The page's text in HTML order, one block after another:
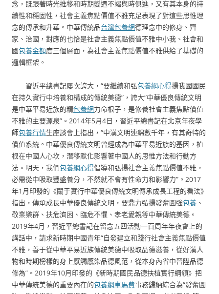
念，既跟著時光推移和時期變遷不竭與時俱進，又有其本身的持
續性和穩固性，社會主義焦點價值不雅充足表現了對這些思惟理
念的傳承和升華。中華傳統品台灣包養網德理念中的修身、齊
家、治國，對應的也恰是社會主義焦點價值不雅中小我、社會和
國包養金額度三個層面，為社會主義焦點價值不雅供給了基礎的
邏輯框架。
習近平總書記屢次誇大，“要繼續和弘包養網心得揚我國國民
在持久實行中培養和構成的傳統美德”，誇大“中華優良傳統文明
是中華平易近族的精包養網力命根子，是修養社會主義焦點價值
不雅的主要源泉”。2014年5月4日，習近平總書記在北京年夜學
師包養行情生座談會上指出，“中漢文明連綿數千年，有其奇特的
價值系統。中華優良傳統文明曾經成為中華平易近族的基因，植
根在中國人心坎，潛移默化影響著中國人的思惟方法和行動方
法。明天，我們包養網心得倡導和弘揚社會主義焦點價值不雅，
必需從中吸取豐盛養分，不然就不會有性命力和影響力”。2017
年1月印發的《關于實行中華優良傳統文明傳承成長工程的看法》
指出，傳承成長中華優良傳統文明，要鼎力弘揚發奮圖強包養 、
敬業樂群、扶危濟困、臨危不懼、孝老愛親等中華傳統美德。
2019年4月，習近平總書記在留念五四活動一百周年年夜會上的
講話中，請求新時期中國青年“自發建立和踐行社會主義焦點價值
不雅，善于從中華平易近族傳統美德中吸取品德滋養，從好漢人
物和時期榜樣的身上感觸感染品德風范，從本身內省中晉陞品德
修為”。2019年10月印發的《新時期國民品德扶植實行綱領》把
中華傳統美德的重要內在的包養網車馬費事務歸納綜合為“發奮圖